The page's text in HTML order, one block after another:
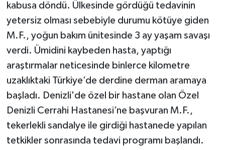
kabusa döndü. Ülkesinde gördüğü tedavinin
yetersiz olması sebebiyle durumu kötüye giden
M.F., yoğun bakım ünitesinde 3 ay yaşam savaşı
verdi. Ümidini kaybeden hasta, yaptığı
araştırmalar neticesinde binlerce kilometre
uzaklıktaki Türkiye’de derdine derman aramaya
başladı. Denizli'de özel bir hastane olan Özel
Denizli Cerrahi Hastanesi’ne başvuran M.F.,
tekerlekli sandalye ile girdiği hastanede yapılan
tetkikler sonrasında tedavi programı başlandı.